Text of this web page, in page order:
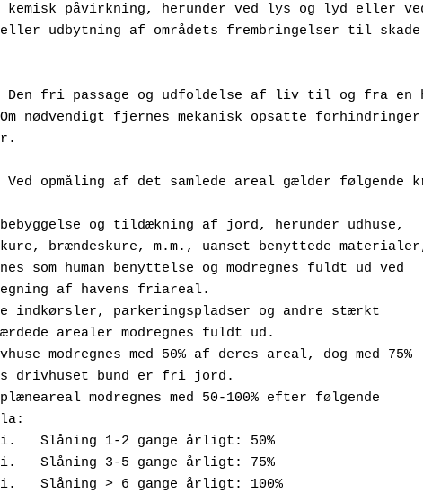
kemisk påvirkning, herunder ved lys og lyd eller
udbytning af områdets frembringelser til
Den fri passage og udfoldelse af liv til og fra en
nødvendigt fjernes mekanisk opsatte forhindringer
opmåling af det samlede areal gælder følgende
Al bebyggelse og tildækning af jord, herunder udhuse,
læskure, brændeskure, m.m., uanset benyttede
regnes som human benyttelse og modregnes fuldt ud ved
beregning af havens friareal.
Alle indkørsler, parkeringspladser og andre stærkt
befærdede arealer modregnes fuldt ud.
Drivhuse modregnes med 50% af deres areal, dog med 75%
hvis drivhuset bund er fri jord.
plæneareal modregnes med 50-100% efter følgende
           i.   Slåning 1-2 gange årligt: 50%
ii.   Slåning 3-5 gange årligt: 75%
iii.   Slåning > 6 gange årligt: 100%